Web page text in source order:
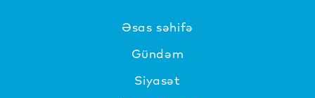
Əsas səhifə
Gündəm
Siyasət